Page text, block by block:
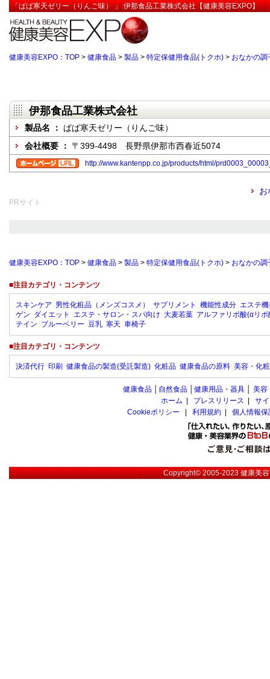
「ぱぱ寒天ゼリー（りんご味） 」:伊那食品工業株式会社【健康美容EXPO】
健康美容EXPO：TOP > 健康食品 > 製品 > 特定保健用食品(トクホ) > おなかの調
伊那食品工業株式会社
製品名 ： ぱぱ寒天ゼリー（りんご味）
会社概要 ： 〒399-4498 長野県伊那市西春近5074
http://www.kantenpp.co.jp/products/html/
お
PRサイト
健康美容EXPO：TOP > 健康食品 > 製品 > 特定保健用食品(トクホ) > おなかの調
■注目カテゴリ・コンテンツ
スキンケア 男性化粧品（メンズコスメ） サプリメント 機能性成分 エステ
ゲン ダイエット エステ・サロン・スパ向け 大麦若葉 アルファリポ酸(αリポ
テイン ブルーベリー 豆乳 寒天 車椅子
■注目カテゴリ・コンテンツ
決済代行 印刷 健康食品の製造(受託製造) 化粧品 健康食品の原料 美容・化
健康食品 自然食品 健康用品・器具 美容
ホーム
プレスリリース
サ
Cookieポリシー
利用規約 個人情報
Copyright© 2005-2023健康美